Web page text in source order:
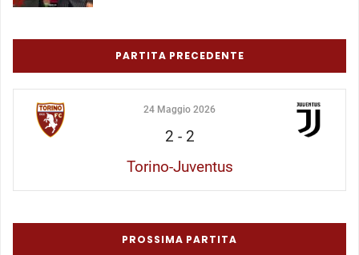
PARTITA PRECEDENTE
24 Maggio 2026
2 - 2
Torino-Juventus
PROSSIMA PARTITA